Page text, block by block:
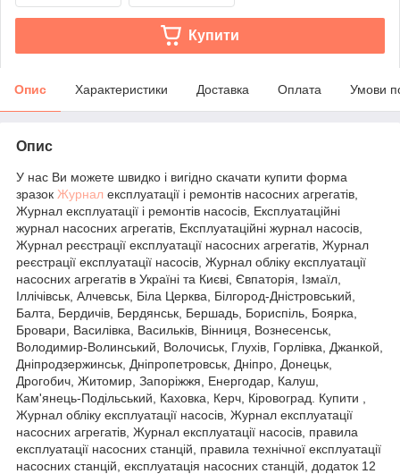
Купити
Опис Характеристики Доставка Оплата Умови
Опис
У нас Ви можете швидко і вигідно скачати купити форма
зразок Журнал експлуатації і ремонтів насосних агрегатів,
Журнал експлуатації і ремонтів насосів, Експлуатаційні
журнал насосних агрегатів, Експлуатаційні журнал насосів,
Журнал реєстрації експлуатації насосних агрегатів, Журнал
реєстрації експлуатації насосів, Журнал обліку експлуатації
насосних агрегатів в Україні та Києві, Євпаторія, Ізмаїл,
Іллічівськ, Алчевськ, Біла Церква, Білгород-Дністровський,
Балта, Бердичів, Бердянськ, Бершадь, Бориспіль, Боярка,
Бровари, Василівка, Васильків, Вінниця, Вознесенськ,
Володимир-Волинський, Волочиськ, Глухів, Горлівка, Джанкой,
Дніпродзержинськ, Дніпропетровськ, Дніпро, Донецьк,
Дрогобич, Житомир, Запоріжжя, Енергодар, Калуш,
Кам'янець-Подільський, Каховка, Керч, Кіровоград. Купити ,
Журнал обліку експлуатації насосів, Журнал експлуатації
насосних агрегатів, Журнал експлуатації насосів, правила
експлуатації насосних станцій, правила технічної експлуатації
насосних станцій, експлуатація насосних станцій, додаток 12